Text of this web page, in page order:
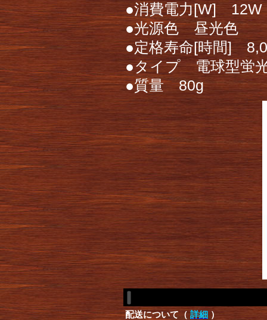
●消費電力[W] 12W
●光源色 昼光色
●定格寿命[時間]
●タイプ 電球型蛍
●質量 80g
配送について（ 詳細 ）